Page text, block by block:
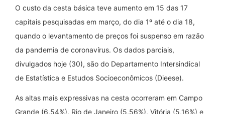
O custo da cesta básica teve aumento em 15 das 17
capitais pesquisadas em março, do dia 1º até o dia 18,
quando o levantamento de preços foi suspenso em razão
da pandemia de coronavírus. Os dados parciais,
divulgados hoje (30), são do Departamento Intersindical
de Estatística e Estudos Socioeconômicos (Dieese).
As altas mais expressivas na cesta ocorreram em Campo
Grande (6,54%), Rio de Janeiro (5,56%), Vitória (5,16%) e